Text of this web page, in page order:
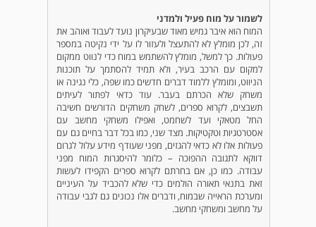
לשמור על מוח פעיל ולמדני
המוח הוא איבר גמיש מאוד שבעיקרון נועד לעבוד ואוהב את
זה, לכן מומלץ לא להתעצל ולעזור לו על ידי נקיטה במספר
פעולות. כך למשל, מומלץ להשתמש במוח כדי לנווט ממקום
למקום עם הרכב בעיר, ולא תמיד להסתמך על תוכנות
הניווט, ומומלץ ללמוד דברים חדשים כמו שפה, כלי נגינה או
משחק שלא הכרתם בעבר. עוד כדאי לפתור לעיתים
תשבצים, לקרוא ספרים, לשחק משחקים הדורשים חשיבה
החל מטאקי ועד לשחמט, ואפילו משחקי מחשב עם
אסטרטגיות וטקטיקות. מצד שני, כמו בכל דבר בחיים גם עם
פעולות אלו לא כדאי להגזים, מפני שעודף מידע עלול לגרום
דווקא לתגובה ההפוכה – כלומר להיסגרות המוח מפני
עבודה. כמו כן, אם בחרתם לקרוא ספרים הקפידו לעשות
זאת בתנאי תאורה הולמים כדי שלא להכביד על העיניים
ומערכת הראייה שבמוח, ודברים אלו נכונים גם לגבי עבודה
על מחשב ומשחקי מחשב.